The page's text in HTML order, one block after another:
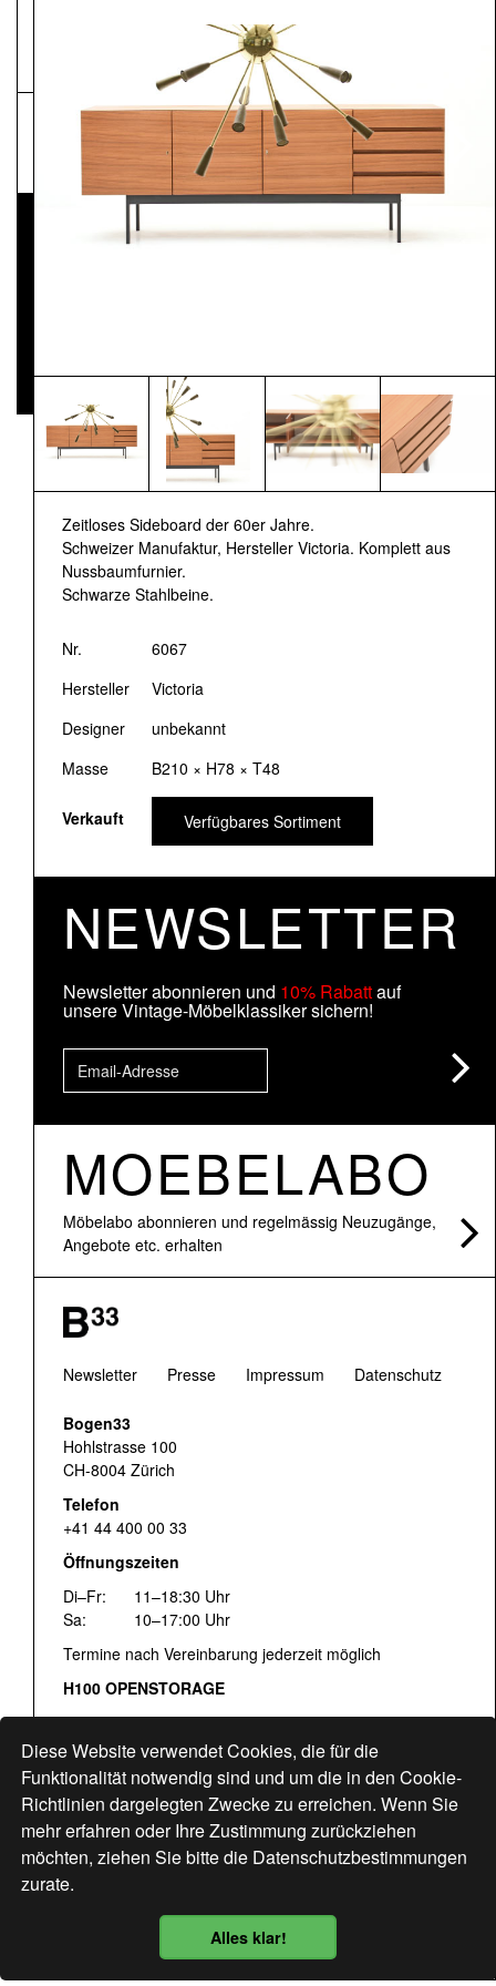
Datenschutzbestimmung
Diese Website verwendet Cookies, die für die
Funktionalität notwendig sind und um die in den Cookie-
Richtlinien dargelegten Zwecke zu erreichen. Wenn Sie
mehr erfahren oder Ihre Zustimmung zurückziehen
möchten, ziehen Sie bitte die Datenschutzbestimmungen
zurate.
Alles klar!
Zeitloses Sideboard der 60er Jahre.
Schweizer Manufaktur, Hersteller Victoria. Komplett aus
Nussbaumfurnier.
Schwarze Stahlbeine.
Nr.
6067
Hersteller
Victoria
Designer
unbekannt
Masse
B210 × H78 × T48
Verkauft Verfügbares Sortiment
NEWSLETTER
Newsletter abonnieren und 10% Rabattauf
unsere Vintage-Möbelklassiker sichern!
MOEBELABO
Möbelabo abonnieren und regelmässig Neuzugänge,
Angebote etc. erhalten
Newsletter Presse Impressum Datenschutz
Bogen33
Hohlstrasse 100
CH-8004 Zürich
Telefon
+41 44 400 00 33
Öffnungszeiten
Di–Fr:
11–18:30 Uhr
Sa:
10–17:00 Uhr
Termine nach Vereinbarung jederzeit möglich
H100 OPENSTORAGE
Fr:
16:00–18:30 Uhr
Sa: 12:00–17:00 Uhr
Hohlstrasse 122
www.bogen33.ch
Pressematerial